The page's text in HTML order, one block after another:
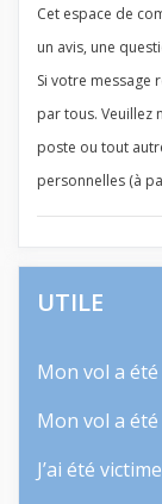
Cet espace de
un avis, une
Si votre message
par tous. Veuillez
poste ou tout
personnelles (à
UTILE
Mon vol a
Mon vol a
J’ai été